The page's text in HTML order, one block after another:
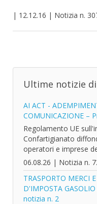
| 12.12.16 | Notizia n.
Ultime notizie
AI ACT -
COMUNICAZIONE –
Regolamento UE
Confartigianato
operatori e imprese
06.08.26 | Notizia n.
TRASPORTO MERCI
D'IMPOSTA
notizia n. 2